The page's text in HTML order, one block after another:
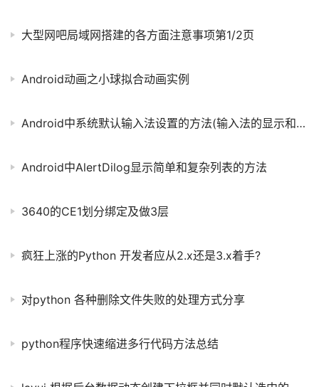
大型网吧局域网搭建的各方面注意事项第1/2页
Android动画之小球拟合动画实例
Android中系统默认输入法设置的方法(输入法的显示和隐藏)
Android中AlertDilog显示简单和复杂列表的方法
3640的CE1划分绑定及做3层
疯狂上涨的Python 开发者应从2.x还是3.x着手?
对python 各种删除文件失败的处理方式分享
python程序快速缩进多行代码方法总结